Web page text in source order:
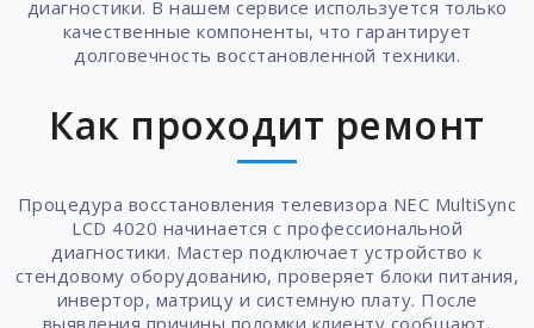
диагностики. В нашем сервисе используется только
качественные компоненты, что гарантирует
долговечность восстановленной техники.
Как проходит ремонт
Процедура восстановления телевизора NEC MultiSync
LCD 4020 начинается с профессиональной
диагностики. Мастер подключает устройство к
стендовому оборудованию, проверяет блоки питания,
инвертор, матрицу и системную плату. После